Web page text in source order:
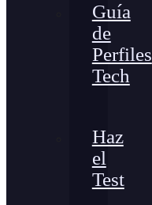
Guía
de
Perfiles
Tech
Haz
el
Test